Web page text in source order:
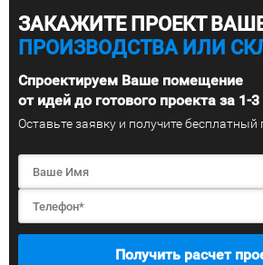
ЗАКАЖИТЕ ПРОЕКТ
ПРОИЗВОДСТВА ИЛИ
Спроектируем Ваше помещение
от идей до готового проекта за 1-
Оставьте заявку и получите бесплатный
Получить расчет